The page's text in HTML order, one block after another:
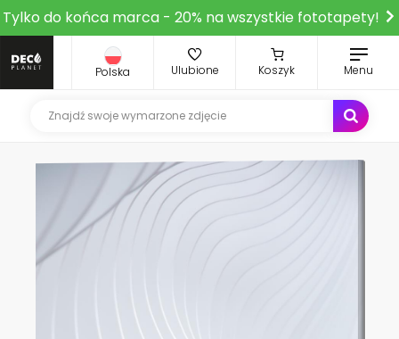
Tylko do końca marca - 20% na wszystkie fototapety!
Polska Ulubione Koszyk Menu